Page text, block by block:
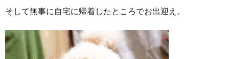
そして無事に自宅に帰着したところでお出迎え。